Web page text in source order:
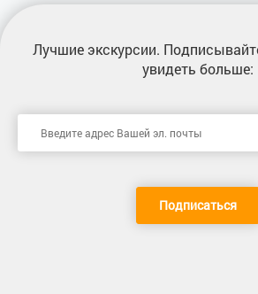
Лучшие экскурсии.
увидеть больше:
Подписаться